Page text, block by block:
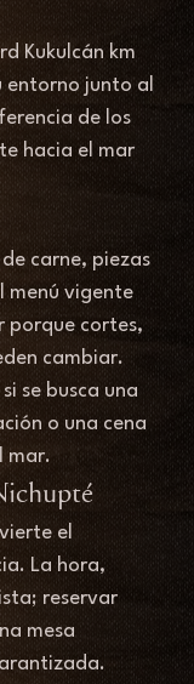
Kukulcán km
entorno junto al
de los
hacia el mar
carne, piezas
menú vigente
porque cortes,
cambiar.
se busca una
o una cena
mar.
el
La hora,
reservar
mesa